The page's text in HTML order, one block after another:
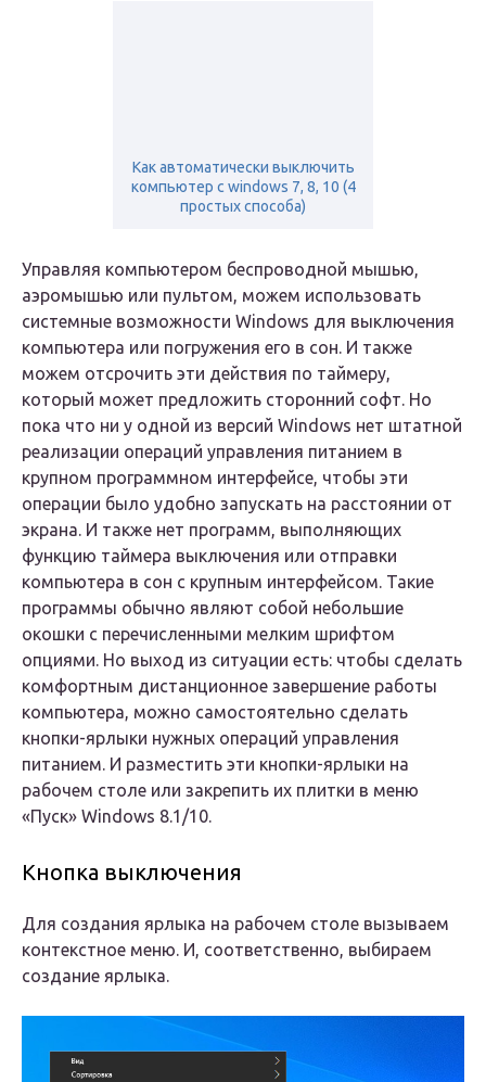
Как автоматически выключить
компьютер с windows 7, 8, 10 (4
простых способа)
Управляя компьютером беспроводной мышью,
аэромышью или пультом, можем использовать
системные возможности Windows для выключения
компьютера или погружения его в сон. И также
можем отсрочить эти действия по таймеру,
который может предложить сторонний софт. Но
пока что ни у одной из версий Windows нет штатной
реализации операций управления питанием в
крупном программном интерфейсе, чтобы эти
операции было удобно запускать на расстоянии от
экрана. И также нет программ, выполняющих
функцию таймера выключения или отправки
компьютера в сон с крупным интерфейсом. Такие
программы обычно являют собой небольшие
окошки с перечисленными мелким шрифтом
опциями. Но выход из ситуации есть: чтобы сделать
комфортным дистанционное завершение работы
компьютера, можно самостоятельно сделать
кнопки-ярлыки нужных операций управления
питанием. И разместить эти кнопки-ярлыки на
рабочем столе или закрепить их плитки в меню
«Пуск» Windows 8.1/10.
Кнопка выключения
Для создания ярлыка на рабочем столе вызываем
контекстное меню. И, соответственно, выбираем
создание ярлыка.